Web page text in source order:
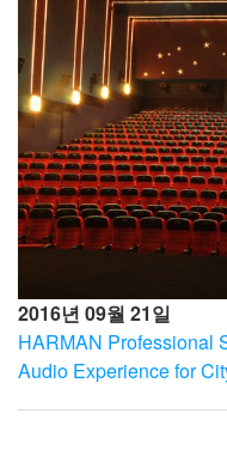
2016년 09월 21일
HARMAN Professional
Audio Experience for